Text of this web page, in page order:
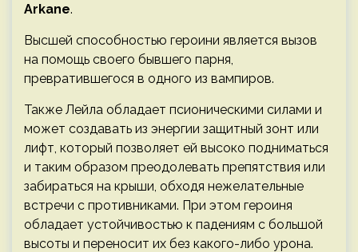
Arkane.
Высшей способностью героини является вызов
на помощь своего бывшего парня,
превратившегося в одного из вампиров.
Также Лейла обладает псионическими силами и
может создавать из энергии защитный зонт или
лифт, который позволяет ей высоко подниматься
и таким образом преодолевать препятствия или
забираться на крыши, обходя нежелательные
встречи с противниками. При этом героиня
обладает устойчивостью к падениям с большой
высоты и переносит их без какого-либо урона.